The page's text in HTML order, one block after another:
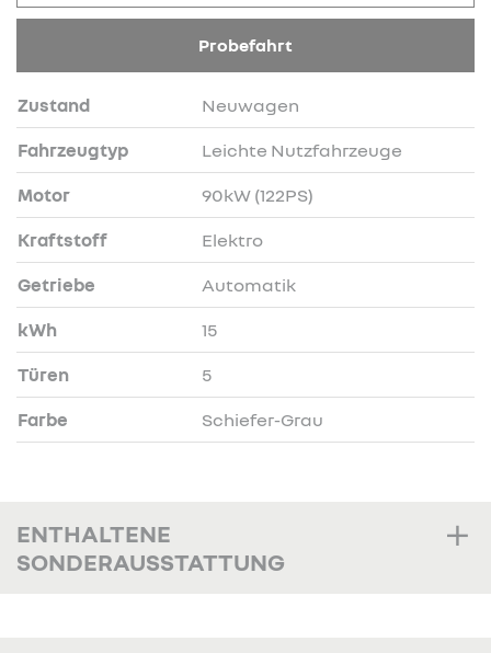
Zustand Neuwagen
Fahrzeugtyp Leichte Nutzfahrzeuge
Motor 90kW (122PS)
Kraftstoff Elektro
Getriebe Automatik
kWh 15
Türen 5
Farbe Schiefer-Grau
Probefahrt
ENTHALTENE
SONDERAUSSTATTUNG